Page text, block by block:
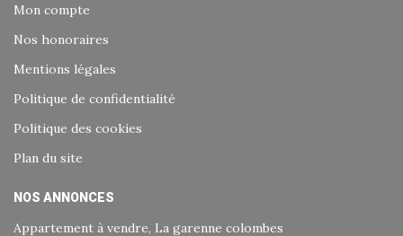
Mon compte
Nos honoraires
Mentions légales
Politique de confidentialité
Politique des cookies
Plan du site
NOS ANNONCES
Appartement à vendre, La garenne colombes